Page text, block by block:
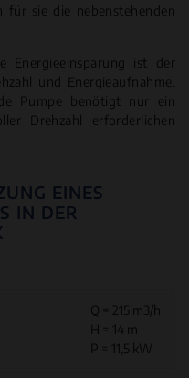
für sie die nebenstehenden
Energieeinsparung ist der
und Energieaufnahme.
Pumpe benötigt nur ein
Drehzahl erforderlichen
EINES
IN DER
Q = 215 m3/h
H = 14 m
P = 11,5 kW